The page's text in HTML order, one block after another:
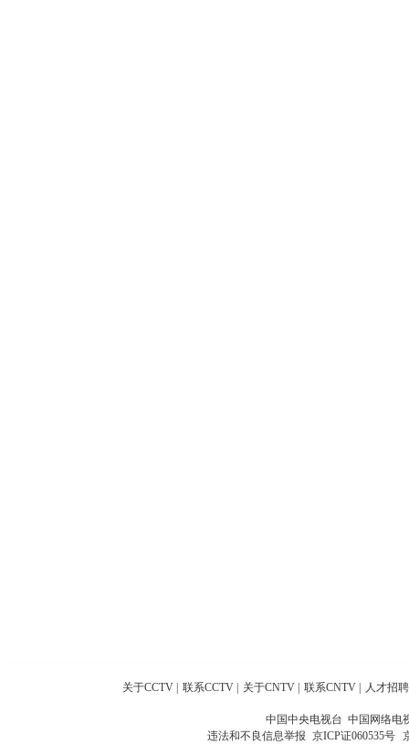
关于CCTV 联系CCTV 关于CNTV 联系CNTV 人才招聘
中国中央电视台 中国网络电
违法和不良信息举报 京ICP证060535号